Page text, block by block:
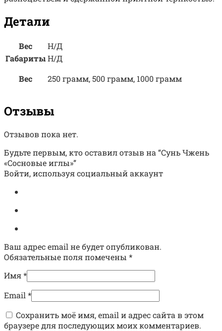
Детали
Вес
Н/Д
ГабаритыН/Д
Вес
250 грамм, 500 грамм, 1000 грамм
Отзывы
Отзывов пока нет.
Будьте первым, кто оставил отзыв на “Сунь Чжень
«Сосновые иглы»”
Войти, используя социальный аккаунт
Ваш адрес email не будет опубликован.
Обязательные поля помечены *
Имя*
Email *
Сохранить моё имя, email и адрес сайта в этом
браузере для последующих моих комментариев.